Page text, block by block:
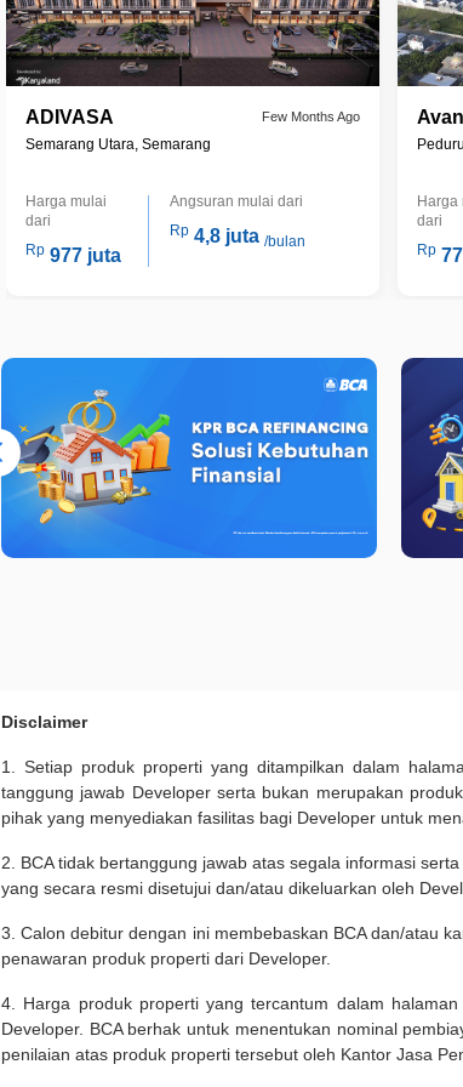
ADIVASA
Semarang Utara, Semarang
Few Months Ago
Harga mulai
dari
Rp 977 juta
Angsuran mulai dari
Rp 4,8 juta /bulan
Harga
dari
Rp
Disclaimer
1. Setiap produk properti yang ditampilkan dalam
tanggung jawab Developer serta bukan merupakan
pihak yang menyediakan fasilitas bagi Developer untuk
2. BCA tidak bertanggung jawab atas segala informasi
yang secara resmi disetujui dan/atau dikeluarkan oleh
3. Calon debitur dengan ini membebaskan BCA dan/atau
penawaran produk properti dari Developer.
4. Harga produk properti yang tercantum dalam
Developer. BCA berhak untuk menentukan nominal
penilaian atas produk properti tersebut oleh Kantor Jasa